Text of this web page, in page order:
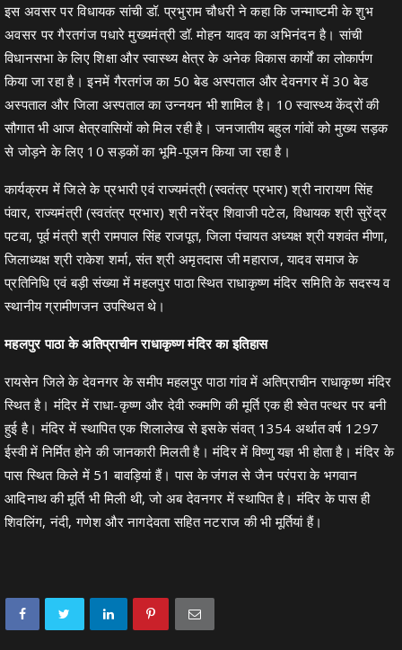
इस अवसर पर विधायक सांची डॉ. प्रभुराम चौधरी ने कहा कि जन्माष्टमी के शुभ
अवसर पर गैरतगंज पधारे मुख्यमंत्री डॉ. मोहन यादव का अभिनंदन है। सांची
विधानसभा के लिए शिक्षा और स्वास्थ्य क्षेत्र के अनेक विकास कार्यों का लोकार्पण
किया जा रहा है। इनमें गैरतगंज का 50 बेड अस्पताल और देवनगर में 30 बेड
अस्पताल और जिला अस्पताल का उन्नयन भी शामिल है। 10 स्वास्थ्य केंद्रों की
सौगात भी आज क्षेत्रवासियों को मिल रही है। जनजातीय बहुल गांवों को मुख्य सड़क
से जोड़ने के लिए 10 सड़कों का भूमि-पूजन किया जा रहा है।
कार्यक्रम में जिले के प्रभारी एवं राज्यमंत्री (स्वतंत्र प्रभार) श्री नारायण सिंह
पंवार, राज्यमंत्री (स्वतंत्र प्रभार) श्री नरेंद्र शिवाजी पटेल, विधायक श्री सुरेंद्र
पटवा, पूर्व मंत्री श्री रामपाल सिंह राजपूत, जिला पंचायत अध्यक्ष श्री यशवंत मीणा,
जिलाध्यक्ष श्री राकेश शर्मा, संत श्री अमृतदास जी महाराज, यादव समाज के
प्रतिनिधि एवं बड़ी संख्या में महलपुर पाठा स्थित राधाकृष्ण मंदिर समिति के सदस्य व
स्थानीय ग्रामीणजन उपस्थित थे।
महलपुर पाठा के अतिप्राचीन राधाकृष्ण मंदिर का इतिहास
रायसेन जिले के देवनगर के समीप महलपुर पाठा गांव में अतिप्राचीन राधाकृष्ण मंदिर
स्थित है। मंदिर में राधा-कृष्ण और देवी रुक्मणि की मूर्ति एक ही श्वेत पत्थर पर बनी
हुई है। मंदिर में स्थापित एक शिलालेख से इसके संवत् 1354 अर्थात वर्ष 1297
ईस्वी में निर्मित होने की जानकारी मिलती है। मंदिर में विष्णु यज्ञ भी होता है। मंदिर के
पास स्थित किले में 51 बावड़ियां हैं। पास के जंगल से जैन परंपरा के भगवान
आदिनाथ की मूर्ति भी मिली थी, जो अब देवनगर में स्थापित है। मंदिर के पास ही
शिवलिंग, नंदी, गणेश और नागदेवता सहित नटराज की भी मूर्तियां हैं।